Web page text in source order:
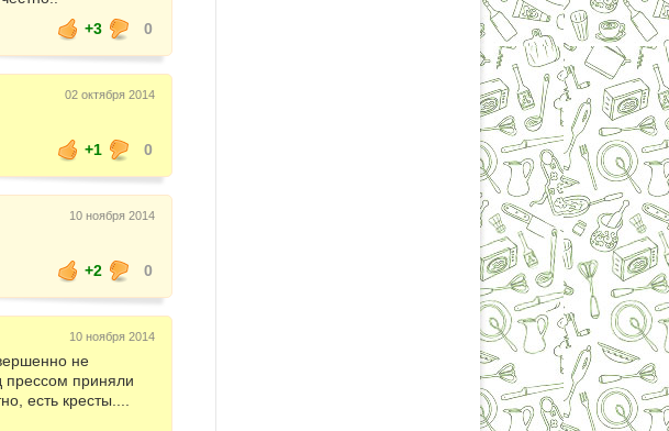
+3
0
02 октября 2014
+1
0
10 ноября 2014
+2
0
10 ноября 2014
не
прессом приняли
есть кресты....